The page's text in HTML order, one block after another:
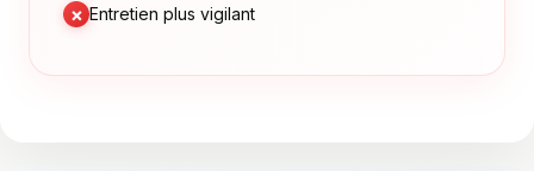
× Entretien plus vigilant